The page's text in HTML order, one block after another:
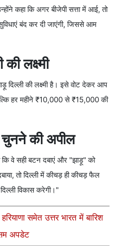
कहा कि अगर बीजेपी सत्ता में आई, तो
बंद कर दी जाएंगी, जिससे आम
लक्ष्मी
दिल्ली की लक्ष्मी है। इसे वोट देकर आप
हर महीने ₹10,000 से ₹15,000 की
चुनने की अपील
कि वे सही बटन दबाएं और "झाड़ू" को
तो दिल्ली में कीचड़ ही कीचड़ फैल
विकास करेगी।"
समेत उत्तर भारत में बारिश
अपडेट